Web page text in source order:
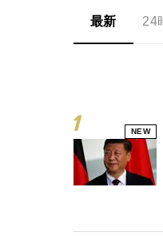
最新 24
NEW